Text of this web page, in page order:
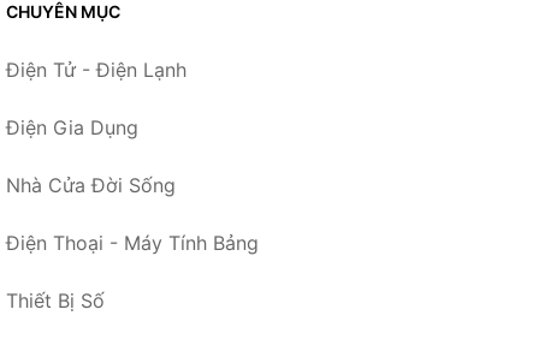
CHUYÊN MỤC
Điện Tử - Điện Lạnh
Điện Gia Dụng
Nhà Cửa Đời Sống
Điện Thoại - Máy Tính Bảng
Thiết Bị Số